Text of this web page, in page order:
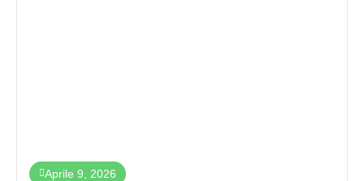
Aprile 9, 2026